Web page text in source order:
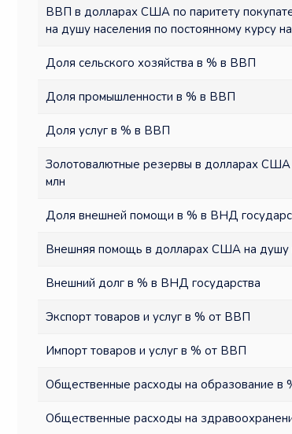
ВВП в долларах США по паритету
на душу населения по постоянному курсу
Доля сельского хозяйства в % в ВВП
Доля промышленности в % в ВВП
Доля услуг в % в ВВП
Золотовалютные резервы в долларах США
млн
Доля внешней помощи в % в ВНД
Внешняя помощь в долларах США на душу
Внешний долг в % в ВНД государства
Экспорт товаров и услуг в % от ВВП
Импорт товаров и услуг в % от ВВП
Общественные расходы на образование в
Общественные расходы на